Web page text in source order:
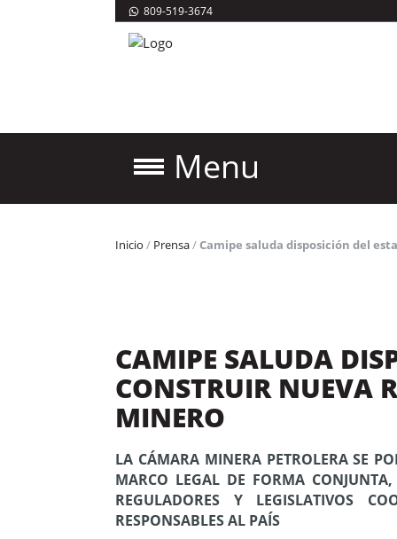
809-519-3674
Menu
Inicio / Prensa/Camipe saluda disposición del
CAMIPE SALUDA
CONSTRUIR NUEVA
MINERO
LA CÁMARA MINERA PETROLERA SE
MARCO LEGAL DE FORMA
REGULADORES Y LEGISLATIVOS
RESPONSABLES AL PAÍS